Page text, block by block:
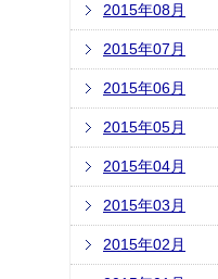
2015年08月
2015年07月
2015年06月
2015年05月
2015年04月
2015年03月
2015年02月